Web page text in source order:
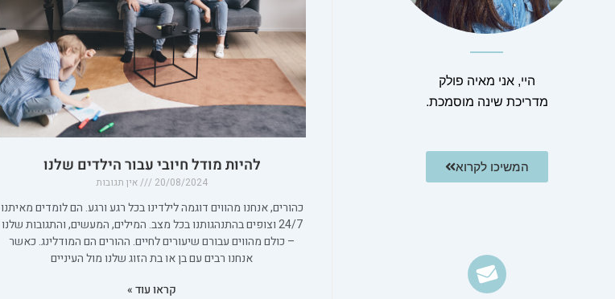
היי, אני מאיה פולק
מדריכת שינה מוסמכת.
המשיכו לקרוא להיות מודל חיובי עבור הילדים שלנו
20/08/2024 אין תגובות
כהורים, אנחנו מהווים דוגמה לילדינו בכל רגע ורגע. הם לומדים מאיתנו
24/7 וצופים בהתנהגותנו בכל מצב. המילים, המעשים, והתגובות שלנו
– כולם מהווים עבורם שיעורים לחיים. ההורים הם המודלינג. כאשר
אנחנו רבים עם בן או בת הזוג שלנו מול העיניים
קראו עוד »